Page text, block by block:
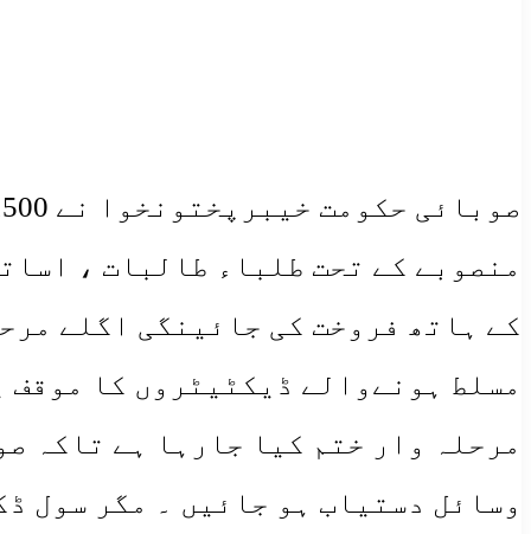
منصوبے کے تحت طلباء طالبات ،
کے ہاتھ فروخت کی جائینگی اگلے
مسلط ہونےوالے ڈیکٹیٹروں کا
مرحلہ وار ختم کیا جارہا ہے تاکہ
وسائل دستیاب ہو جائیں ۔ مگر سول